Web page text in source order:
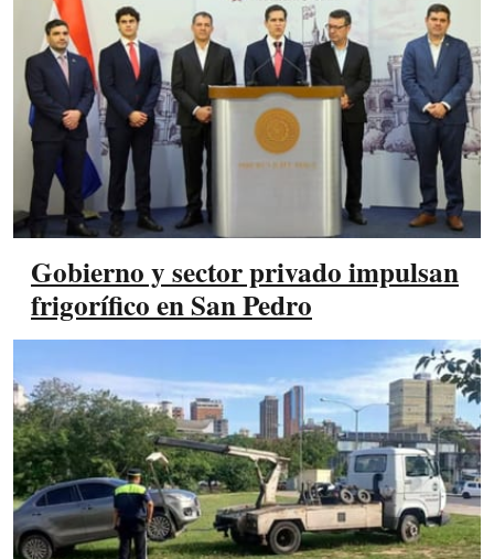
Gobierno y sector privado impulsan
frigorífico en San Pedro